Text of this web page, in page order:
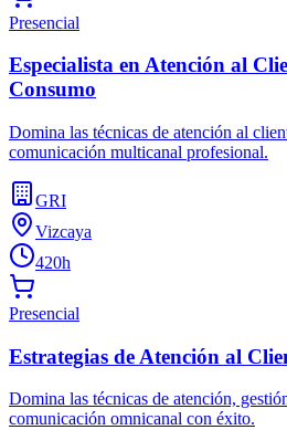
Presencial
Especialista en Atención al
Consumo
Domina las técnicas de atención al
comunicación multicanal profesional.
GRI
Vizcaya
420h
Presencial
Estrategias de Atención al
Domina las técnicas de atención,
comunicación omnicanal con éxito.